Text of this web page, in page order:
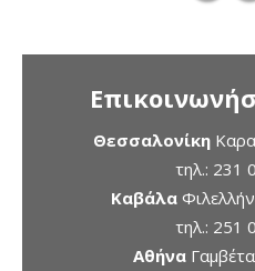
Θεσσαλονίκη
τηλ.: 231
Καβάλα
τηλ.: 251
Αθήνα